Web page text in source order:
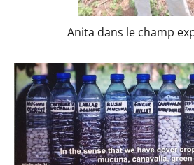
Anita dans le champ